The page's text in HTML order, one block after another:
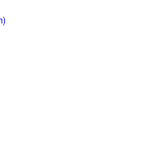
)